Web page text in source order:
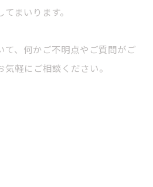
まいります。
て、何かご不明点やご質問がご
軽にご相談ください。